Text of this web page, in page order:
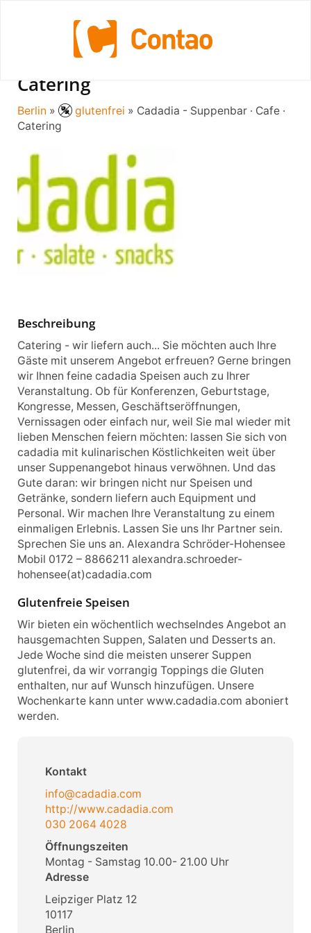
Cadadia - Suppenbar · Cafe ·
Catering
Berlin » glutenfrei » Cadadia - Suppenbar · Cafe ·
Catering
Beschreibung
Catering - wir liefern auch... Sie möchten auch Ihre
Gäste mit unserem Angebot erfreuen? Gerne bringen
wir Ihnen feine cadadia Speisen auch zu Ihrer
Veranstaltung. Ob für Konferenzen, Geburtstage,
Kongresse, Messen, Geschäftseröffnungen,
Vernissagen oder einfach nur, weil Sie mal wieder mit
lieben Menschen feiern möchten: lassen Sie sich von
cadadia mit kulinarischen Köstlichkeiten weit über
unser Suppenangebot hinaus verwöhnen. Und das
Gute daran: wir bringen nicht nur Speisen und
Getränke, sondern liefern auch Equipment und
Personal. Wir machen Ihre Veranstaltung zu einem
einmaligen Erlebnis. Lassen Sie uns Ihr Partner sein.
Sprechen Sie uns an. Alexandra Schröder-Hohensee
Mobil 0172 – 8866211 alexandra.schroeder-
hohensee(at)cadadia.com
Glutenfreie Speisen
Wir bieten ein wöchentlich wechselndes Angebot an
hausgemachten Suppen, Salaten und Desserts an.
Jede Woche sind die meisten unserer Suppen
glutenfrei, da wir vorrangig Toppings die Gluten
enthalten, nur auf Wunsch hinzufügen. Unsere
Wochenkarte kann unter www.cadadia.com aboniert
werden.
Kontakt
info@cadadia.com
http://www.cadadia.com
030 2064 4028
Öffnungszeiten
Montag - Samstag 10.00- 21.00 Uhr
Adresse
Leipziger Platz 12
10117
Berlin